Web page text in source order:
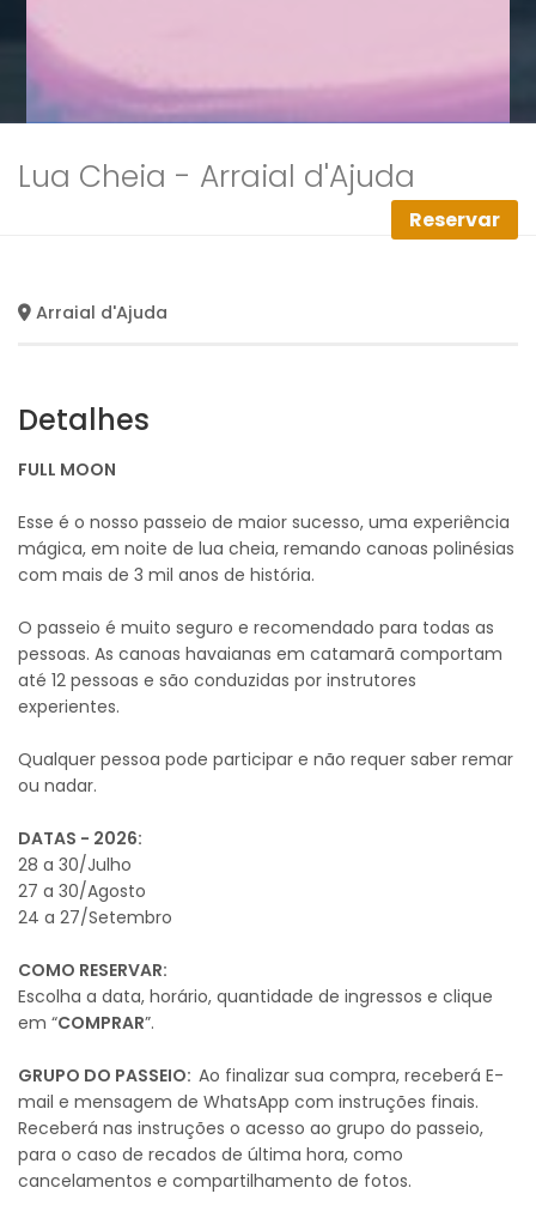
Lua Cheia - Arraial d'Ajuda
Reservar
Arraial d'Ajuda
Detalhes
FULL MOON
Esse é o nosso passeio de maior sucesso, uma experiência
mágica, em noite de lua cheia, remando canoas polinésias
com mais de 3 mil anos de história.
O passeio é muito seguro e recomendado para todas as
pessoas. As canoas havaianas em catamarã comportam
até 12 pessoas e são conduzidas por instrutores
experientes.
Qualquer pessoa pode participar e não requer saber remar
ou nadar.
DATAS - 2026:
28 a 30/Julho
27 a 30/Agosto
24 a 27/Setembro
COMO RESERVAR:
Escolha a data, horário, quantidade de ingressos e clique
em “COMPRAR”.
GRUPO DO PASSEIO: Ao finalizar sua compra, receberá E-
mail e mensagem de WhatsApp com instruções finais.
Receberá nas instruções o acesso ao grupo do passeio,
para o caso de recados de última hora, como
cancelamentos e compartilhamento de fotos.